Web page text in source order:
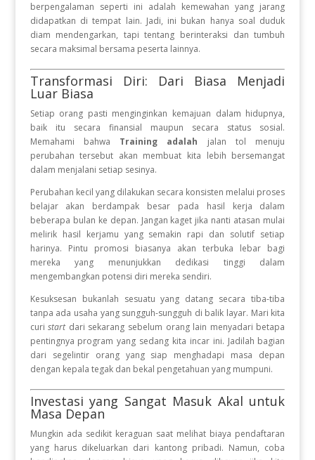
berpengalaman seperti ini adalah kemewahan yang jarang
didapatkan di tempat lain. Jadi, ini bukan hanya soal duduk
diam mendengarkan, tapi tentang berinteraksi dan tumbuh
secara maksimal bersama peserta lainnya.
Transformasi Diri: Dari Biasa Menjadi
Luar Biasa
Setiap orang pasti menginginkan kemajuan dalam hidupnya,
baik itu secara finansial maupun secara status sosial.
Memahami bahwa Training adalah jalan tol menuju
perubahan tersebut akan membuat kita lebih bersemangat
dalam menjalani setiap sesinya.
Perubahan kecil yang dilakukan secara konsisten melalui proses
belajar akan berdampak besar pada hasil kerja dalam
beberapa bulan ke depan. Jangan kaget jika nanti atasan mulai
melirik hasil kerjamu yang semakin rapi dan solutif setiap
harinya. Pintu promosi biasanya akan terbuka lebar bagi
mereka yang menunjukkan dedikasi tinggi dalam
mengembangkan potensi diri mereka sendiri.
Kesuksesan bukanlah sesuatu yang datang secara tiba-tiba
tanpa ada usaha yang sungguh-sungguh di balik layar. Mari kita
curistartdari sekarang sebelum orang lain menyadari betapa
pentingnya program yang sedang kita incar ini. Jadilah bagian
dari segelintir orang yang siap menghadapi masa depan
dengan kepala tegak dan bekal pengetahuan yang mumpuni.
Investasi yang Sangat Masuk Akal untuk
Masa Depan
Mungkin ada sedikit keraguan saat melihat biaya pendaftaran
yang harus dikeluarkan dari kantong pribadi. Namun, coba